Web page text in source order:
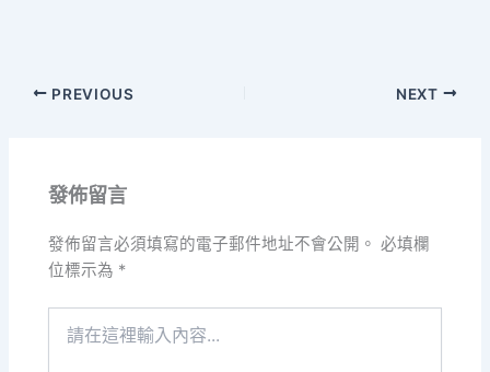
PREVIOUS NEXT
發佈留言
發佈留言必須填寫的電子郵件地址不會公開。 必填欄
位標示為 *